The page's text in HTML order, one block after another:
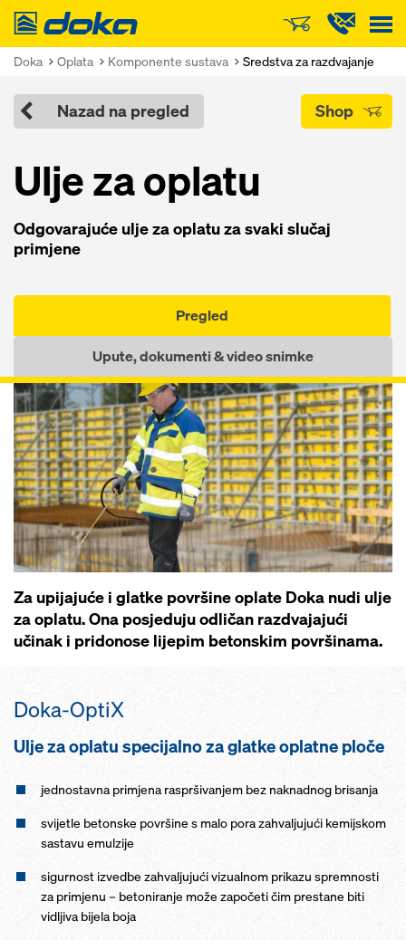
Doka
Doka Oplata Komponente sustava Sredstva za razdvajanje
Nazad na pregled Shop
Ulje za oplatu
Odgovarajuće ulje za oplatu za svaki slučaj
primjene
Pregled
Upute, dokumenti & video snimke
Za upijajuće i glatke površine oplate Doka nudi ulje
za oplatu. Ona posjeduju odličan razdvajajući
učinak i pridonose lijepim betonskim površinama.
Doka-OptiX
Ulje za oplatu specijalno za glatke oplatne ploče
jednostavna primjena raspršivanjem bez naknadnog brisanja
svijetle betonske površine s malo pora zahvaljujući kemijskom
sastavu emulzije
sigurnost izvedbe zahvaljujući vizualnom prikazu spremnosti
za primjenu – betoniranje može započeti čim prestane biti
vidljiva bijela boja